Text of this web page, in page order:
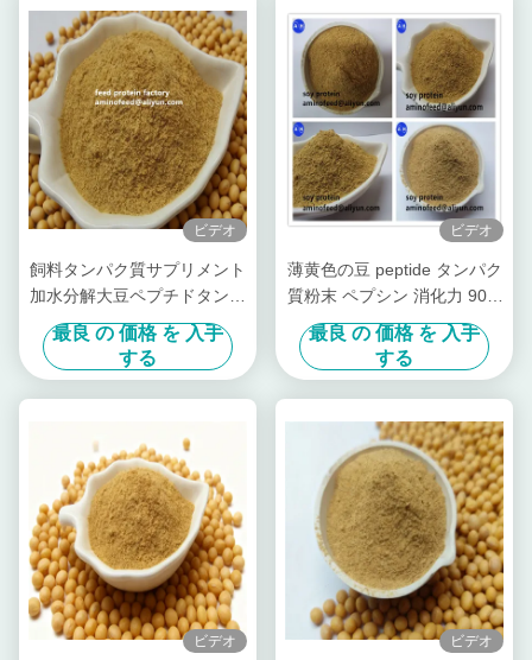
ビデオ
飼料タンパク質サプリメント
加水分解大豆ペプチドタンパ
ク質粉末粗タンパク質 50%
大豆香り工場
最良 の 価格 を 入手
する
ビデオ
薄黄色の豆 peptide タンパク
質粉末 ペプシン 消化力 90%
以上
最良 の 価格 を 入手
する
ビデオ ビデオ